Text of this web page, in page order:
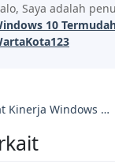
Saya adalah
10
Kinerja Windows 10